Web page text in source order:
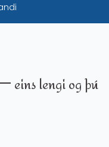
eins lengi og þú